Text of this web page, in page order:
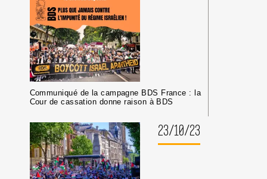
Communiqué de la campagne BDS France : la
Cour de cassation donne raison à BDS
23/10/23